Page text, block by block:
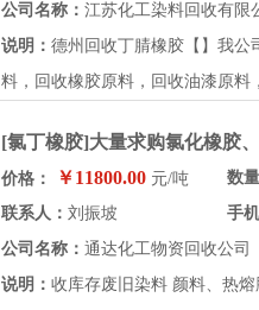
公司名称： 江苏化工染料回收有限
说明： 德州回收丁腈橡胶【】我公
料，回收橡胶原料，回收油漆原
[氯丁橡胶]大量求购氯化橡胶
价格： ￥11800.00 元/吨
数
联系人： 刘振坡
手
公司名称： 通达化工物资回收公司
说明： 收库存废旧染料 颜料、热